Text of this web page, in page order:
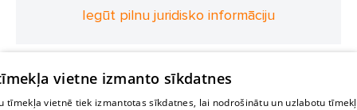
Iegūt pilnu juridisko informāciju
vietne izmanto sīkdatnes
tīmekļa vietnē tiek izmantotas sīkdatnes, lai nodrošinātu un uzlabotu